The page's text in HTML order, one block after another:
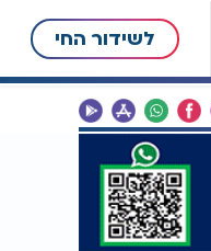
לשידור החי